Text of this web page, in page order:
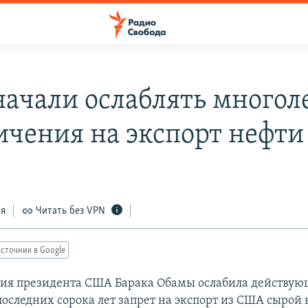
ослаблять
на экспорт нефти
Читать без VPN
в Google
президента США Барака Обамы ослабила
сорока лет запрет на экспорт из США сырой